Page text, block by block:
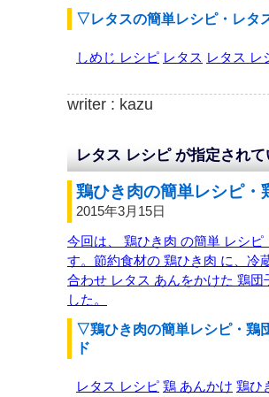
▽レタスの簡単レシピ・レタ
しめじ レシピ レタス レタス レ
writer : kazu
レタス レシピ が指定され
鶏ひき肉の簡単レシピ・
2015年3月15日
今回は、 鶏ひき肉 の簡単 レシ
す。節約食材の 鶏ひき肉 に、冷
合わせ レタス あんをかけた 鶏
した。
▽鶏ひき肉の簡単レシピ・鶏
ド
レタス レシピ 鶏 あんかけ 鶏ひ